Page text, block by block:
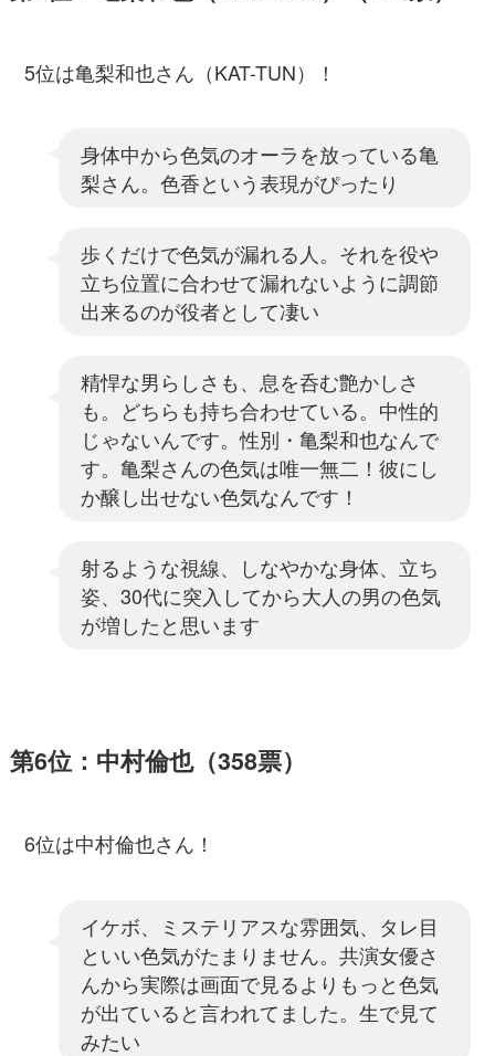
5位は亀梨和也さん（KAT-TUN）！
身体中から色気のオーラを放っている亀
梨さん。色香という表現がぴったり
歩くだけで色気が漏れる人。それを役や
立ち位置に合わせて漏れないように調節
出来るのが役者として凄い
精悍な男らしさも、息を呑む艶かしさ
も。どちらも持ち合わせている。中性的
じゃないんです。性別・亀梨和也なんで
す。亀梨さんの色気は唯一無二！彼にし
か醸し出せない色気なんです！
射るような視線、しなやかな身体、立ち
姿、30代に突入してから大人の男の色気
が増したと思います
第6位：中村倫也（358票）
6位は中村倫也さん！
イケボ、ミステリアスな雰囲気、タレ目
といい色気がたまりません。共演女優さ
んから実際は画面で見るよりもっと色気
が出ていると言われてました。生で見て
みたい